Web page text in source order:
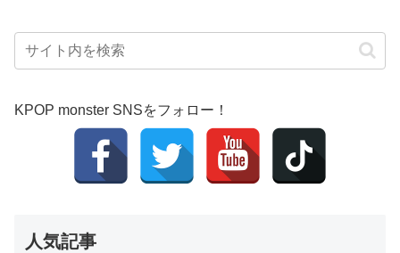
KPOP monster SNSをフォロー！
人気記事